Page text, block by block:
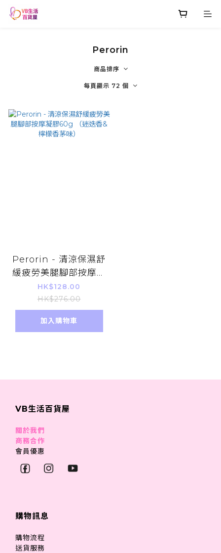
Perorin
商品排序
每頁顯示 72 個
Perorin - 清涼保濕舒
緩疲勞美腿腳部按摩凝
膠60g （迷迭香&檸
檬香茅味）
HK$128.00
HK$276.00
加入購物車
VB生活百貨屋
關於我們
商務合作
會員優惠
購物訊息
購物流程
送貨服務